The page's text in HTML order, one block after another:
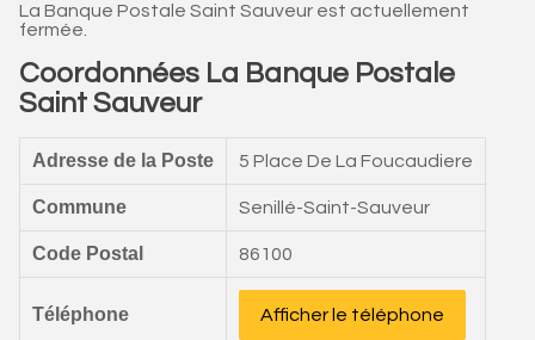
La Banque Postale Saint Sauveur est actuellement
fermée.
Coordonnées La Banque Postale
Saint Sauveur
Adresse de la Poste 5 Place De La Foucaudiere
Commune Senillé-Saint-Sauveur
Code Postal 86100
Téléphone Afficher le téléphone